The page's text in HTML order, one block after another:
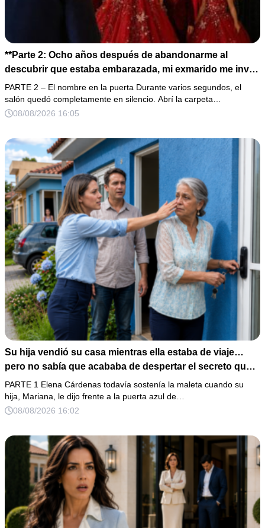
**Parte 2: Ocho años después de abandonarme al
descubrir que estaba embarazada, mi exmarido me invitó
a la cena de Navidad convencido de que podría burlarse
de la mujer a la que creía una fracasada y sin hijos. Lo
que jamás imaginó fue que esa noche sería él quien
PARTE 2 – El nombre en la puerta Durante varios segundos, el
salón quedó completamente en silencio. Abrí la carpeta…
08/08/2026 16:05
Su hija vendió su casa mientras ella estaba de viaje…
pero no sabía que acababa de despertar el secreto que
su padre dejó antes de morir
PARTE 1 Elena Cárdenas todavía sostenía la maleta cuando su
hija, Mariana, le dijo frente a la puerta azul de…
08/08/2026 16:02